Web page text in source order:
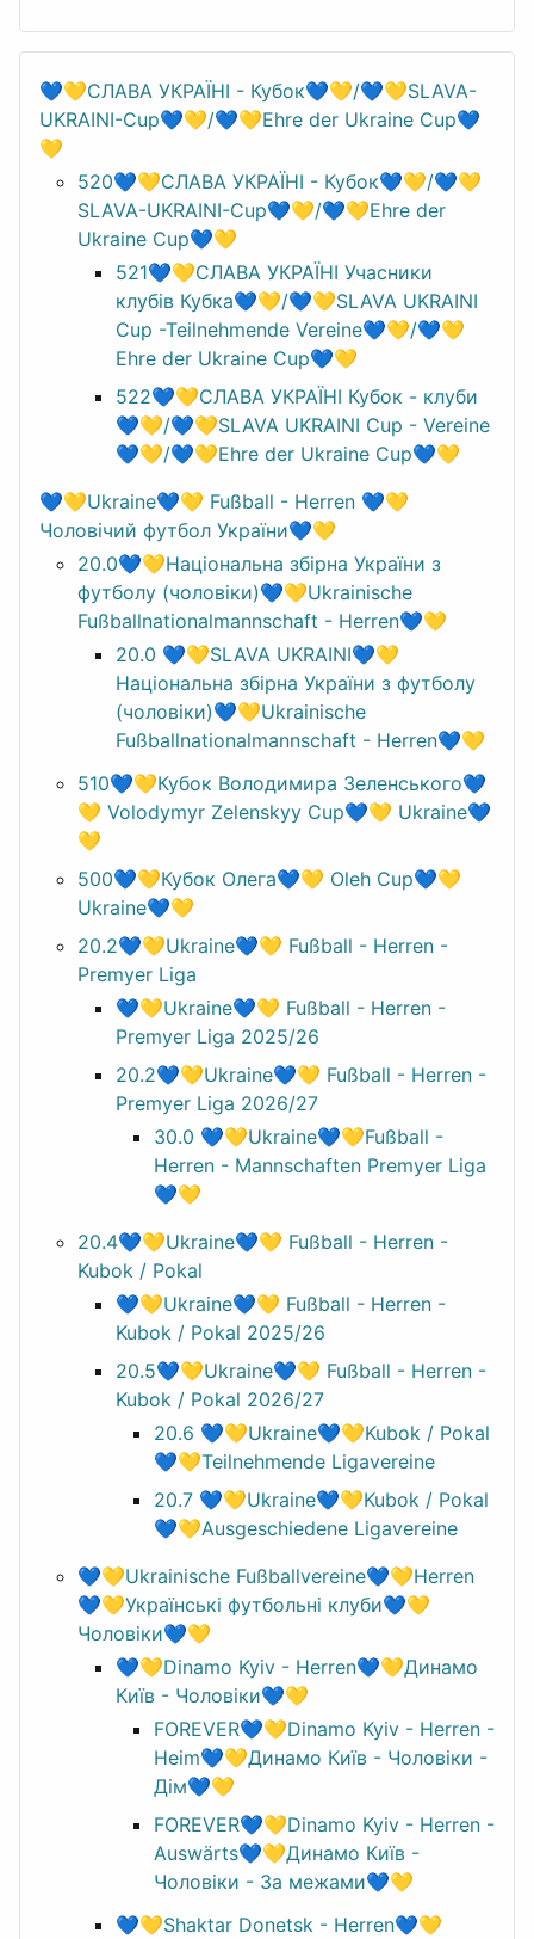
💙💛СЛАВА УКРАЇНІ - Кубок💙💛/💙💛SLAVA-
UKRAINI-Cup💙💛/💙💛Ehre der Ukraine Cup💙
💛
520💙💛СЛАВА УКРАЇНІ - Кубок💙💛/💙💛
SLAVA-UKRAINI-Cup💙💛/💙💛Ehre der
Ukraine Cup💙💛
521💙💛СЛАВА УКРАЇНІ Учасники
клубів Кубка💙💛/💙💛SLAVA UKRAINI
Cup -Teilnehmende Vereine💙💛/💙💛
Ehre der Ukraine Cup💙💛
522💙💛СЛАВА УКРАЇНІ Кубок - клуби
💙💛/💙💛SLAVA UKRAINI Cup - Vereine
💙💛/💙💛Ehre der Ukraine Cup💙💛
💙💛Ukraine💙💛 Fußball - Herren 💙💛
Чоловічий футбол України💙💛
20.0💙💛Національна збірна України з
футболу (чоловіки)💙💛Ukrainische
Fußballnationalmannschaft - Herren💙💛
20.0 💙💛SLAVA UKRAINI💙💛
Національна збірна України з футболу
(чоловіки)💙💛Ukrainische
Fußballnationalmannschaft - Herren💙💛
510💙💛Кубок Володимира Зеленського💙
💛 Volodymyr Zelenskyy Cup💙💛 Ukraine💙
💛
500💙💛Кубок Олега💙💛 Oleh Cup💙💛
Ukraine💙💛
20.2💙💛Ukraine💙💛 Fußball - Herren -
Premyer Liga
💙💛Ukraine💙💛 Fußball - Herren -
Premyer Liga 2025/26
20.2💙💛Ukraine💙💛 Fußball - Herren -
Premyer Liga 2026/27
30.0 💙💛Ukraine💙💛Fußball -
Herren - Mannschaften Premyer Liga
💙💛
20.4💙💛Ukraine💙💛 Fußball - Herren -
Kubok / Pokal
💙💛Ukraine💙💛 Fußball - Herren -
Kubok / Pokal 2025/26
20.5💙💛Ukraine💙💛 Fußball - Herren -
Kubok / Pokal 2026/27
20.6 💙💛Ukraine💙💛Kubok / Pokal
💙💛Teilnehmende Ligavereine
20.7 💙💛Ukraine💙💛Kubok / Pokal
💙💛Ausgeschiedene Ligavereine
💙💛Ukrainische Fußballvereine💙💛Herren
💙💛Українські футбольні клуби💙💛
Чоловіки💙💛
💙💛Dinamo Kyiv - Herren💙💛Динамо
Київ - Чоловіки💙💛
FOREVER💙💛Dinamo Kyiv - Herren -
Heim💙💛Динамо Київ - Чоловіки -
Дім💙💛
FOREVER💙💛Dinamo Kyiv - Herren -
Auswärts💙💛Динамо Київ -
Чоловіки - За межами💙💛
💙💛Shaktar Donetsk - Herren💙💛